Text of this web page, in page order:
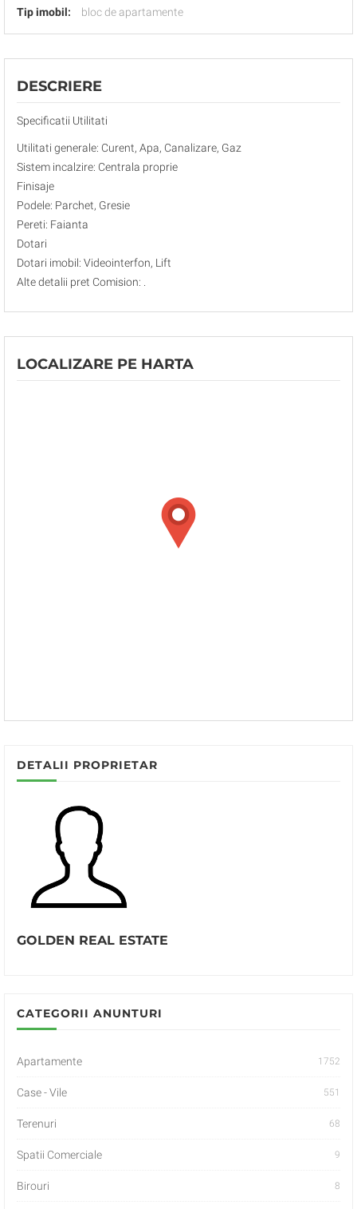
Tip imobil:
bloc de apartamente
DESCRIERE
Specificatii Utilitati
Utilitati generale: Curent, Apa, Canalizare, Gaz
Sistem incalzire: Centrala proprie
Finisaje
Podele: Parchet, Gresie
Pereti: Faianta
Dotari
Dotari imobil: Videointerfon, Lift
Alte detalii pret Comision: .
LOCALIZARE PE HARTA
DETALII PROPRIETAR
GOLDEN REAL ESTATE
CATEGORII ANUNTURI
Apartamente 1752
Case - Vile 551
Terenuri 68
Spatii Comerciale 9
Birouri 8